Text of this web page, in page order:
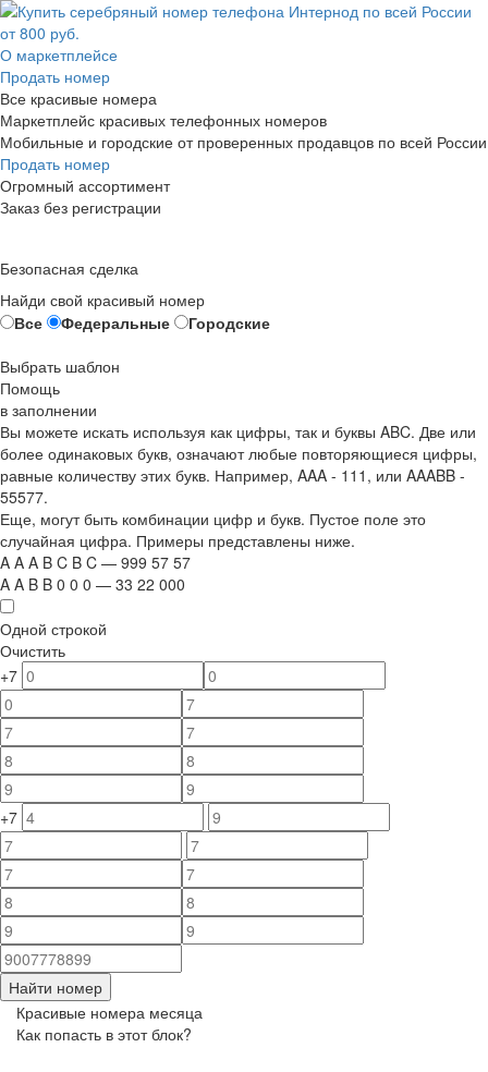
О маркетплейсе
Продать номер
Все красивые номера
Маркетплейс красивых телефонных номеров
Мобильные и городские от проверенных продавцов по всей России
Продать номер
Огромный ассортимент
Заказ без регистрации
Безопасная сделка
Найди свой красивый номер
Все
Федеральные
Городские
Выбрать шаблон
Помощь
в заполнении
Вы можете искать используя как цифры, так и буквы ABC. Две или
более одинаковых букв, означают любые повторяющиеся цифры,
равные количеству этих букв. Например, AAA - 111 , или AAABB -
55577.
Еще, могут быть комбинации цифр и букв. Пустое поле это
случайная цифра. Примеры представлены ниже.
A A A B C B C — 999 57 57
A A B B 0 0 0 — 33 22 000
Одной строкой
Очистить
+7
+7
Найти номер
Красивые номера месяца
Как попасть в этот блок?